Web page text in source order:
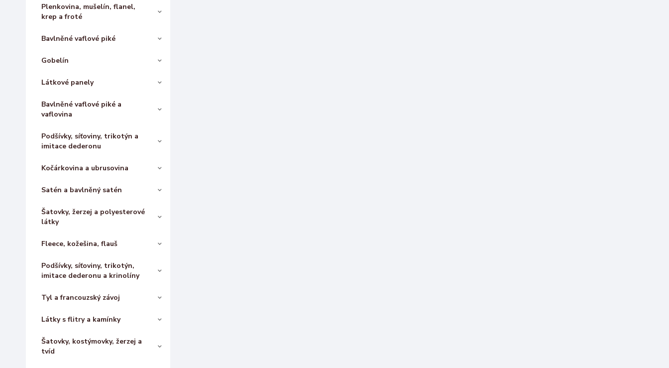
Plenkovina, mušelín, flanel,
krep a froté
Bavlněné vaflové piké
Gobelín
Látkové panely
Bavlněné vaflové piké a
vaflovina
Podšívky, síťoviny, trikotýn a
imitace dederonu
Kočárkovina a ubrusovina
Satén a bavlněný satén
Šatovky, žerzej a polyesterové
látky
Fleece, kožešina, flauš
Podšívky, síťoviny, trikotýn,
imitace dederonu a krinolíny
Tyl a francouzský závoj
Látky s flitry a kamínky
Šatovky, kostýmovky, žerzej a
tvíd